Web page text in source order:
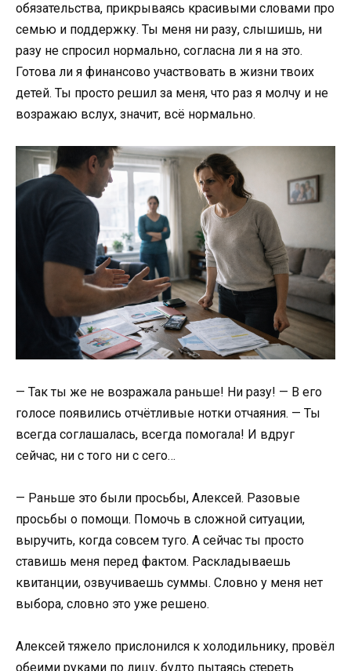
обязательства, прикрываясь красивыми словами про
семью и поддержку. Ты меня ни разу, слышишь, ни
разу не спросил нормально, согласна ли я на это.
Готова ли я финансово участвовать в жизни твоих
детей. Ты просто решил за меня, что раз я молчу и не
возражаю вслух, значит, всё нормально.
— Так ты же не возражала раньше! Ни разу! — В его
голосе появились отчётливые нотки отчаяния. — Ты
всегда соглашалась, всегда помогала! И вдруг
сейчас, ни с того ни с сего…
— Раньше это были просьбы, Алексей. Разовые
просьбы о помощи. Помочь в сложной ситуации,
выручить, когда совсем туго. А сейчас ты просто
ставишь меня перед фактом. Раскладываешь
квитанции, озвучиваешь суммы. Словно у меня нет
выбора, словно это уже решено.
Алексей тяжело прислонился к холодильнику, провёл
обеими руками по лицу, будто пытаясь стереть